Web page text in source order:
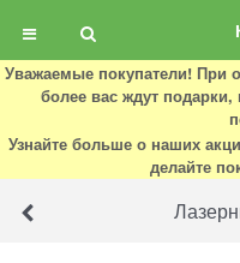
Уважаемые покупатели! При
более вас ждут
Узнайте больше о наших
делайте